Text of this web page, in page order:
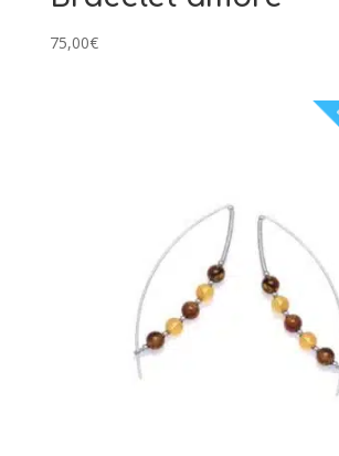
75,00€